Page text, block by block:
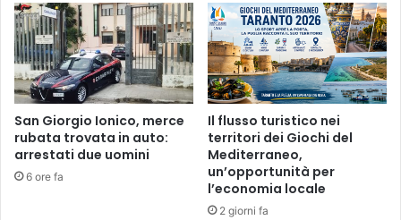
San Giorgio Ionico, merce
rubata trovata in auto:
arrestati due uomini
6 ore fa
Il flusso turistico nei
territori dei Giochi del
Mediterraneo,
un’opportunità per
l’economia locale
2 giorni fa